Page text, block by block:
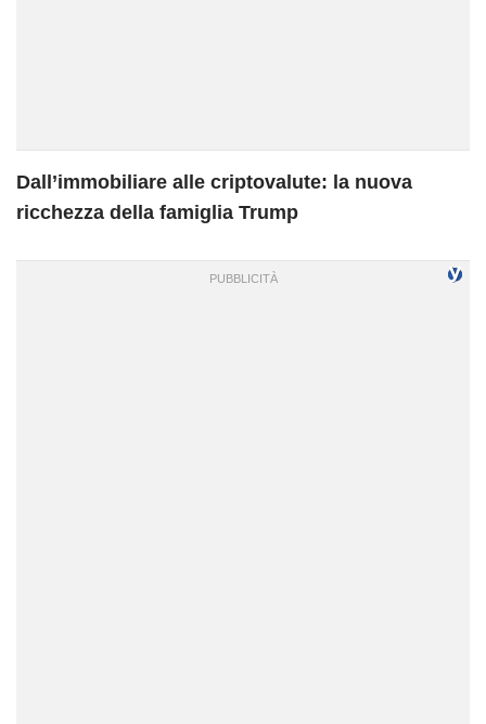
Dall’immobiliare alle criptovalute: la nuova
ricchezza della famiglia Trump